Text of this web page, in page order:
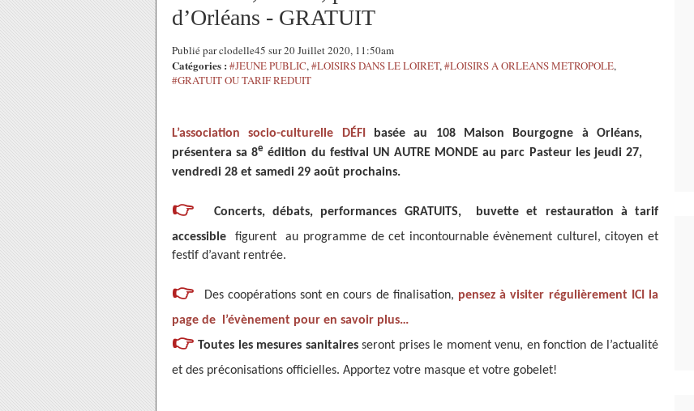
d’Orléans - GRATUIT
Publié par clodelle45 sur 20 Juillet 2020, 11:50am
Catégories : #JEUNE PUBLIC,#LOISIRS DANS LE LOIRET,#LOISIRS A ORLEANS METROPOLE,
#GRATUIT OU TARIF REDUIT
L’association socio-culturelle DÉFI
basée au 108 Maison Bourgogne à Orléans,
présentera sa 8e édition du festival UN AUTRE MONDE au parc Pasteur les jeudi 27,
vendredi 28 et samedi 29 août prochains.
👉
Concerts, débats, performances GRATUITS, buvette et restauration à tarif
accessible figurent au programme de cet incontournable évènement culturel, citoyen et
festif d’avant rentrée.
👉 Des coopérations sont en cours de finalisation, pensez à visiter régulièrement ICI la
page de l’évènement pour en savoir plus…
👉 Toutes les mesures sanitaires seront prises le moment venu, en fonction de l’actualité
et des préconisations officielles. Apportez votre masque et votre gobelet!